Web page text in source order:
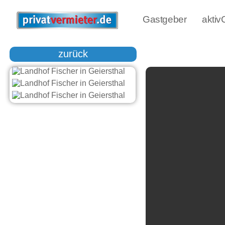
Gastgeber
zurück